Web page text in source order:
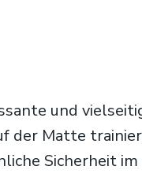
und
der Matte
Sicherheit